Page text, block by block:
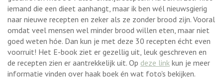
iemand die een dieet aanhangt, maar ik ben wél nieuwsgierig
naar nieuwe recepten en zeker als ze zonder brood zijn. Vooral
omdat veel mensen wel minder brood willen eten, maar niet
goed weten hóe. Dan kun je met deze 30 recepten écht even
voorruit! Het E-book ziet er gezellig uit, leuk geschreven en
de recepten zien er aantrekkelijk uit. Op deze link kun je meer
informatie vinden over haak boek én wat foto's bekijken.